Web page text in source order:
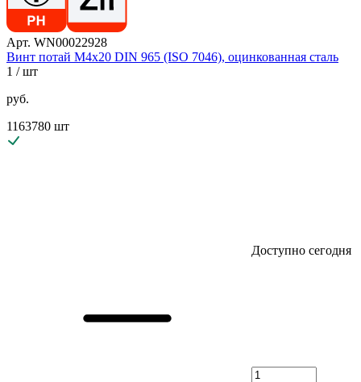
Арт. WN00022928
Винт потай М4х20 DIN 965 (ISO 7046), оцинкованная сталь
1 / шт
руб.
1163780 шт
Доступно сегодня